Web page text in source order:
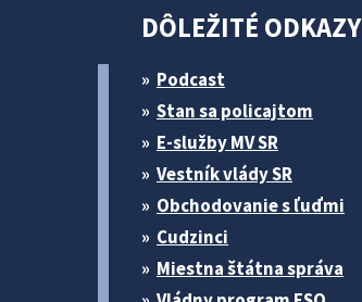
DÔLEŽITÉ ODKAZY
Podcast
Stan sa policajtom
E-služby MV SR
Vestník vlády SR
Obchodovanie s ľuďmi
Cudzinci
Miestna štátna správa